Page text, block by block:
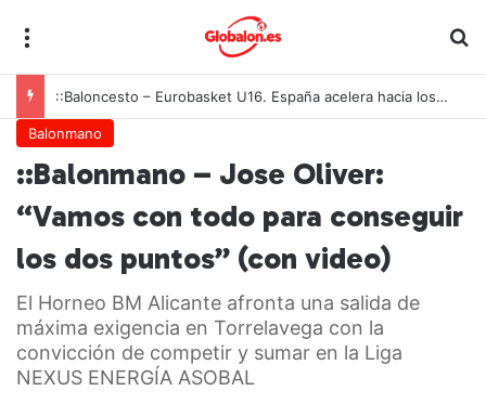
::Baloncesto – Eurobasket U16. España acelera hacia los octavos tras una exhibición colectiva ante Georgia
Balonmano
::Balonmano – Jose Oliver:
“Vamos con todo para conseguir
los dos puntos” (con video)
El Horneo BM Alicante afronta una salida de
máxima exigencia en Torrelavega con la
convicción de competir y sumar en la Liga
NEXUS ENERGÍA ASOBAL